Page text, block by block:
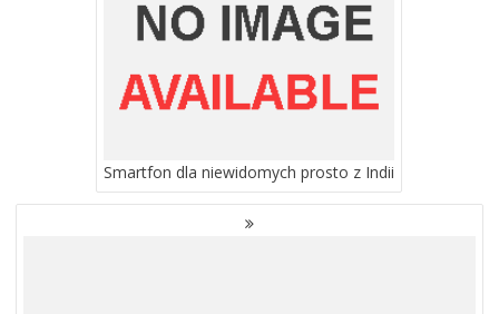
Smartfon dla niewidomych prosto z Indii